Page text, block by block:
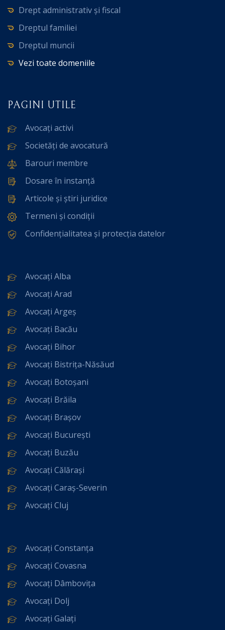
Drept administrativ și fiscal
Dreptul familiei
Dreptul muncii
Vezi toate domeniile
PAGINI UTILE
Avocați activi
Societăți de avocatură
Barouri membre
Dosare în instanță
Articole și știri juridice
Termeni și condiții
Confidențialitatea și protecția datelor
Avocați Alba
Avocați Arad
Avocați Argeș
Avocați Bacău
Avocați Bihor
Avocați Bistrița-Năsăud
Avocați Botoșani
Avocați Brăila
Avocați Brașov
Avocați București
Avocați Buzău
Avocați Călărași
Avocați Caraș-Severin
Avocați Cluj
Avocați Constanța
Avocați Covasna
Avocați Dâmbovița
Avocați Dolj
Avocați Galați